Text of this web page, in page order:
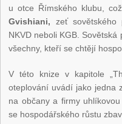
u otce Římského klubu,
Gvishiani, zeť sovětského
NKVD neboli KGB.
všechny, kteří se chtějí
V této knize v kapitole
oteplování uvádí jako jedna
na občany a firmy
se hospodářského růstu